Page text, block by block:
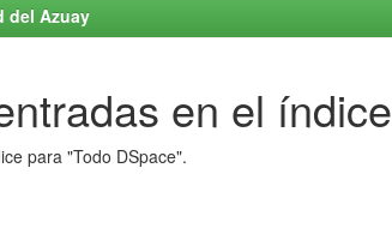
del Azuay
en el índice
para "Todo DSpace".